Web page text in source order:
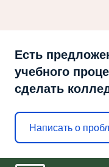
Есть
учебного
сделать
Написать о